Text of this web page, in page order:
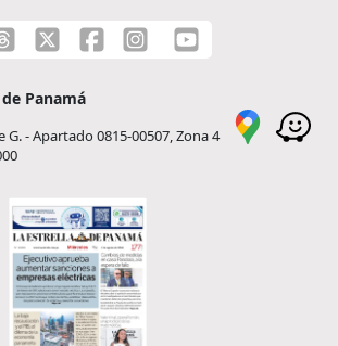
Panamá
G. - Apartado 0815-00507, Zona 4